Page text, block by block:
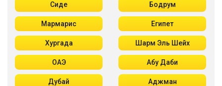
Сиде Бодрум
Мармарис Египет
Хургада Шарм Эль Шейх
ОАЭ Абу Даби
Дубай Аджман